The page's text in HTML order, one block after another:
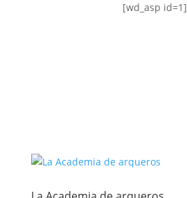
[wd_asp id=1]